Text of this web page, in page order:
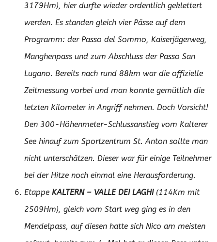
3179Hm), hier durfte wieder ordentlich geklettert
werden. Es standen gleich vier Pässe auf dem
Programm: der Passo del Sommo, Kaiserjägerweg,
Manghenpass und zum Abschluss der Passo San
Lugano. Bereits nach rund 88km war die offizielle
Zeitmessung vorbei und man konnte gemütlich die
letzten Kilometer in Angriff nehmen. Doch Vorsicht!
Den 300-Höhenmeter-Schlussanstieg vom Kalterer
See hinauf zum Sportzentrum St. Anton sollte man
nicht unterschätzen. Dieser war für einige Teilnehmer
bei der Hitze noch einmal eine Herausforderung.
Etappe KALTERN – VALLE DEI LAGHI(114Km mit
2509Hm), gleich vom Start weg ging es in den
Mendelpass, auf diesen hatte sich Nico am meisten